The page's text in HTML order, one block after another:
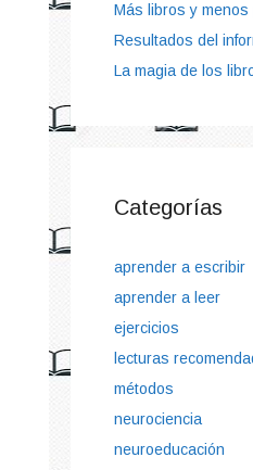
Más libros y menos
Resultados del
La magia de los
Categorías
aprender a escribir
aprender a leer
ejercicios
lecturas
métodos
neurociencia
neuroeducación